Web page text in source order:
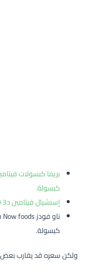
كبسولة.
إسنشيال فيتامين د3 10000 وحدة دولية 60 كبسولة
كبسولة.
ولكن سعره قد يقارب بعض